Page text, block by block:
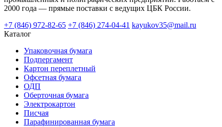
2000 года — прямые поставки с ведущих ЦБК России.
+7 (846) 972-82-65 +7 (846) 274-04-41 kayukov35@mail.ru
Каталог
Упаковочная бумага
Подпергамент
Картон переплетный
Офсетная бумага
ОДП
Оберточная бумага
Электрокартон
Писчая
Парафинированная бумага